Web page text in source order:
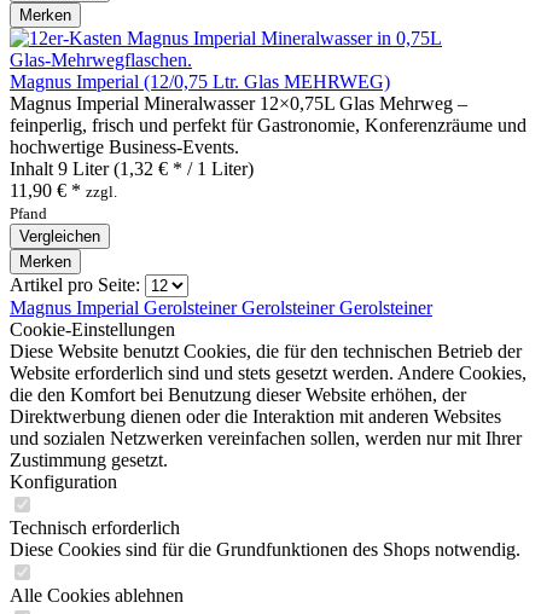
Merken
Magnus Imperial (12/0,75 Ltr. Glas MEHRWEG)
Magnus Imperial Mineralwasser 12×0,75L Glas Mehrweg –
feinperlig, frisch und perfekt für Gastronomie, Konferenzräume und
hochwertige Business‑Events.
Inhalt 9 Liter(1,32 € * / 1 Liter)
11,90 € * zzgl.
Pfand
Vergleichen
Merken
Artikel pro Seite:
Magnus Imperial GerolsteinerGerolsteinerGerolsteiner
Cookie-Einstellungen
Diese Website benutzt Cookies, die für den technischen Betrieb der
Website erforderlich sind und stets gesetzt werden. Andere Cookies,
die den Komfort bei Benutzung dieser Website erhöhen, der
Direktwerbung dienen oder die Interaktion mit anderen Websites
und sozialen Netzwerken vereinfachen sollen, werden nur mit Ihrer
Zustimmung gesetzt.
Konfiguration
Technisch erforderlich
Diese Cookies sind für die Grundfunktionen des Shops notwendig.
Alle Cookies ablehnen